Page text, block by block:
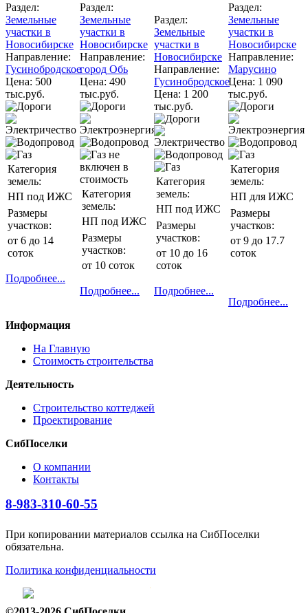
Раздел:
Земельные
участки в
Новосибирске
Направление:
Гусинобродское
Цена: 500
тыс.руб.
Категория
земель:
НП под ИЖС
Размеры
участков:
от 6 до 14
соток
Подробнее...
Раздел:
Земельные
участки в
Новосибирске
Направление:
город Обь
Цена: 490
тыс.руб.
Категория
земель:
НП под ИЖС
Размеры
участков:
от 10 соток
Подробнее...
Раздел:
Земельные
участки в
Новосибирске
Направление:
Гусинобродское
Цена: 1 200
тыс.руб.
Категория
земель:
НП под ИЖС
Размеры
участков:
от 10 до 16
соток
Подробнее...
Раздел:
Земельные
участки в
Новосибирске
Направление:
Марусино
Цена: 1 090
тыс.руб.
Категория
земель:
НП для ИЖС
Размеры
участков:
от 9 до 17.7
соток
Подробнее...
Информация
На Главную
Стоимость строительства
Деятельность
Строительство коттеджей
Проектирование
СибПоселки
О компании
Контакты
8-983-310-60-55
При копировании материалов ссылка на СибПоселки
обязательна.
Политика конфиденциальности